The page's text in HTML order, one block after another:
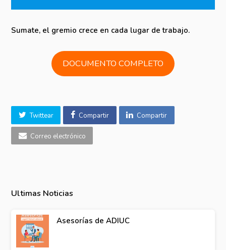
Sumate, el gremio crece en cada lugar de trabajo.
DOCUMENTO COMPLETO
Twittear Compartir Compartir
Correo electrónico
Ultimas Noticias
Asesorías de ADIUC